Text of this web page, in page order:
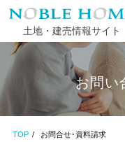
土地・建売情報サイト
お問い
TOP お問合せ･資料請求